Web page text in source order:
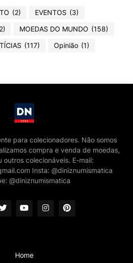
(2) EVENTOS (3)
MOEDAS DO MUNDO (158)
(117) Opinião (1)
para colecionadores. Não somos
compra e venda de moedas,
outros colecionáveis. E-mail:
Insta: @diniznumismatica
@diniznumismatica
Home